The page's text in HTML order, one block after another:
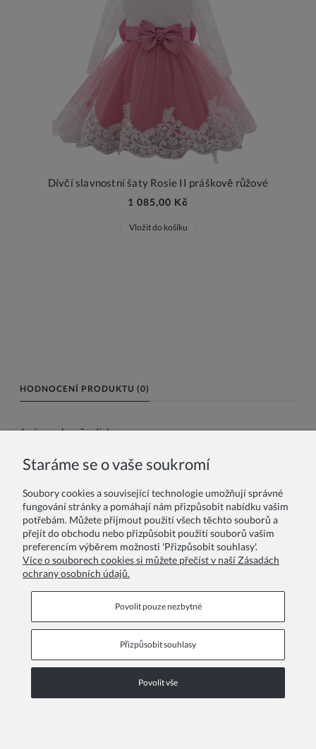
Dívčí slavnostní šaty Rosie II práškově růžové
1 085,00 Kč
Vložit do košíku
HODNOCENÍ PRODUKTU (0)
Jméno nebo přezdívka:
Staráme se o vaše soukromí
Soubory cookies a související technologie umožňují správné
fungování stránky a pomáhají nám přizpůsobit nabídku vašim
potřebám. Můžete přijmout použití všech těchto souborů a
přejít do obchodu nebo přizpůsobit použití souborů vašim
preferencím výběrem možnosti 'Přizpůsobit souhlasy'.
Více o souborech cookies si můžete přečíst v naší Zásadách
ochrany osobních údajů.
Povolit pouze nezbytné
Přizpůsobit souhlasy
Povolit vše